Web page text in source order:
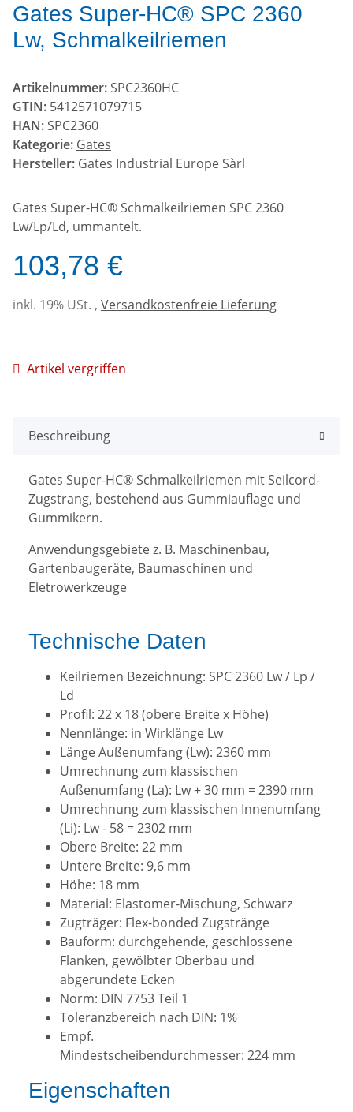
Gates Super-HC® SPC 2360
Lw, Schmalkeilriemen
Artikelnummer: SPC2360HC
GTIN: 5412571079715
HAN: SPC2360
Kategorie: Gates
Hersteller: Gates Industrial Europe Sàrl
Gates Super-HC® Schmalkeilriemen SPC 2360
Lw/Lp/Ld, ummantelt.
103,78 €
inkl. 19% USt. , Versandkostenfreie Lieferung
Artikel vergriffen
Beschreibung
Gates Super-HC® Schmalkeilriemen mit Seilcord-
Zugstrang, bestehend aus Gummiauflage und
Gummikern.
Anwendungsgebiete z. B. Maschinenbau,
Gartenbaugeräte, Baumaschinen und
Eletrowerkzeuge
Technische Daten
Keilriemen Bezeichnung: SPC 2360 Lw / Lp /
Ld
Profil: 22 x 18 (obere Breite x Höhe)
Nennlänge: in Wirklänge Lw
Länge Außenumfang (Lw): 2360 mm
Umrechnung zum klassischen
Außenumfang (La): Lw + 30 mm = 2390 mm
Umrechnung zum klassischen Innenumfang
(Li): Lw - 58 = 2302 mm
Obere Breite: 22 mm
Untere Breite: 9,6 mm
Höhe: 18 mm
Material: Elastomer-Mischung, Schwarz
Zugträger: Flex-bonded Zugstränge
Bauform: durchgehende, geschlossene
Flanken, gewölbter Oberbau und
abgerundete Ecken
Norm: DIN 7753 Teil 1
Toleranzbereich nach DIN: 1%
Empf.
Mindestscheibendurchmesser: 224 mm
Eigenschaften